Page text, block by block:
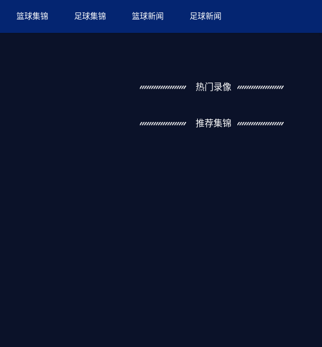
篮球集锦 足球集锦 篮球新闻 足球新闻
热门录像
推荐集锦